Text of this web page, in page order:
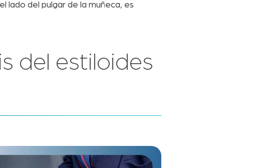
lado del pulgar de la muñeca, es
del estiloides